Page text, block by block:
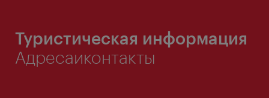
Туристическая информация
Адресаиконтакты